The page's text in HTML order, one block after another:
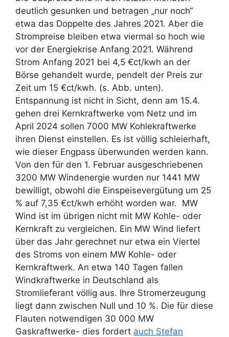
deutlich gesunken und betragen „nur noch“
etwa das Doppelte des Jahres 2021. Aber die
Strompreise bleiben etwa viermal so hoch wie
vor der Energiekrise Anfang 2021. Während
Strom Anfang 2021 bei 4,5 €ct/kwh an der
Börse gehandelt wurde, pendelt der Preis zur
Zeit um 15 €ct/kwh. (s. Abb. unten).
Entspannung ist nicht in Sicht, denn am 15.4.
gehen drei Kernkraftwerke vom Netz und im
April 2024 sollen 7000 MW Kohlekraftwerke
ihren Dienst einstellen. Es ist völlig schleierhaft,
wie dieser Engpass überwunden werden kann.
Von den für den 1. Februar ausgeschriebenen
3200 MW Windenergie wurden nur 1441 MW
bewilligt, obwohl die Einspeisevergütung um 25
% auf 7,35 €ct/kwh erhöht worden war. MW
Wind ist im übrigen nicht mit MW Kohle- oder
Kernkraft zu vergleichen. Ein MW Wind liefert
über das Jahr gerechnet nur etwa ein Viertel
des Stroms von einem MW Kohle- oder
Kernkraftwerk. An etwa 140 Tagen fallen
Windkraftwerke in Deutschland als
Stromlieferant völlig aus. Ihre Stromerzeugung
liegt dann zwischen Null und 10 %. Die für diese
Flauten notwendigen 30 000 MW
Gaskraftwerke- dies fordert auch Stefan